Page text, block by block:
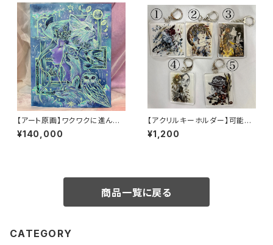
【アート原画】ワクワクに進んで
いく 1点もの アクリル画
¥140,000
【アクリルキーホルダー】可能性
を広げる お花 ひと
¥1,200
商品一覧に戻る
CATEGORY